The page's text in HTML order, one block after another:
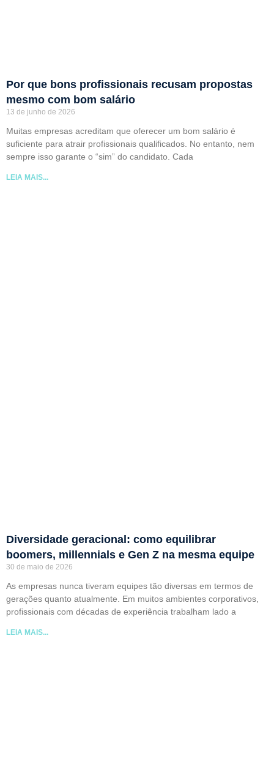
Por que bons profissionais recusam propostas
mesmo com bom salário
13 de junho de 2026
Muitas empresas acreditam que oferecer um bom salário é
suficiente para atrair profissionais qualificados. No entanto, nem
sempre isso garante o “sim” do candidato. Cada
LEIA MAIS...
Diversidade geracional: como equilibrar
boomers, millennials e Gen Z na mesma equipe
30 de maio de 2026
As empresas nunca tiveram equipes tão diversas em termos de
gerações quanto atualmente. Em muitos ambientes corporativos,
profissionais com décadas de experiência trabalham lado a
LEIA MAIS...